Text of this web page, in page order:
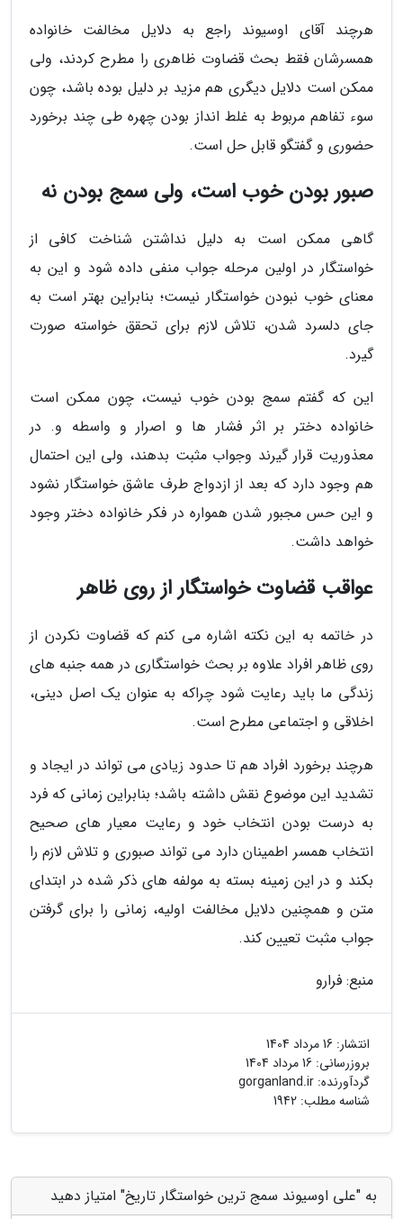
هرچند آقای اوسیوند راجع به دلایل مخالفت خانواده
همسرشان فقط بحث قضاوت ظاهری را مطرح کردند، ولی
ممکن است دلایل دیگری هم مزید بر دلیل بوده باشد، چون
سوء تفاهم مربوط به غلط انداز بودن چهره طی چند برخورد
حضوری و گفتگو قابل حل است.
صبور بودن خوب است، ولی سمج بودن نه
گاهی ممکن است به دلیل نداشتن شناخت کافی از
خواستگار در اولین مرحله جواب منفی داده شود و این به
معنای خوب نبودن خواستگار نیست؛ بنابراین بهتر است به
جای دلسرد شدن، تلاش لازم برای تحقق خواسته صورت
گیرد.
این که گفتم سمج بودن خوب نیست، چون ممکن است
خانواده دختر بر اثر فشار ها و اصرار و واسطه و. در
معذوریت قرار گیرند وجواب مثبت بدهند، ولی این احتمال
هم وجود دارد که بعد از ازدواج طرف عاشق خواستگار نشود
و این حس مجبور شدن همواره در فکر خانواده دختر وجود
خواهد داشت.
عواقب قضاوت خواستگار از روی ظاهر
در خاتمه به این نکته اشاره می کنم که قضاوت نکردن از
روی ظاهر افراد علاوه بر بحث خواستگاری در همه جنبه های
زندگی ما باید رعایت شود چراکه به عنوان یک اصل دینی،
اخلاقی و اجتماعی مطرح است.
هرچند برخورد افراد هم تا حدود زیادی می تواند در ایجاد و
تشدید این موضوع نقش داشته باشد؛ بنابراین زمانی که فرد
به درست بودن انتخاب خود و رعایت معیار های صحیح
انتخاب همسر اطمینان دارد می تواند صبوری و تلاش لازم را
بکند و در این زمینه بسته به مولفه های ذکر شده در ابتدای
متن و همچنین دلایل مخالفت اولیه، زمانی را برای گرفتن
جواب مثبت تعیین کند.
منبع: فرارو
انتشار: 16 مرداد 1404
بروزرسانی: 16 مرداد 1404
گردآورنده: gorganland.ir
شناسه مطلب: 1942
به "علی اوسیوند سمج ترین خواستگار تاریخ" امتیاز دهید